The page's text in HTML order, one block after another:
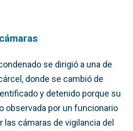
se dirigió a una de
donde se cambió de
y detenido porque su
observada por un funcionario
las cámaras de vigilancia del